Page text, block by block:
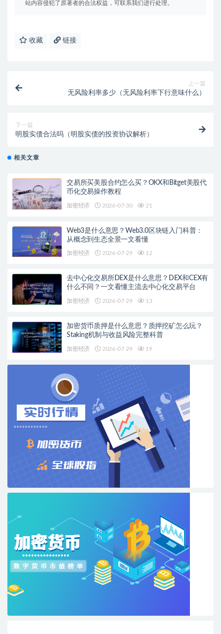
站内容侵犯了原著者的合法权益，可联系我们进行处理。
收藏 链接
上一篇
无风险利率多少（无风险利率下行意味什么）
下一篇
明股实债合法吗（明股实债的投资协议解析）
相关文章
交易所买美股合约怎么买？OKX和Bitget美股代
币化交易操作教程
加密经济 2026-07-30 21
Web3是什么意思？Web3.0区块链入门科普：
从概念到生态全景一文看懂
加密经济 2026-07-29 12
去中心化交易所DEX是什么意思？DEX和CEX有
什么不同？一文看懂主流去中心化交易平台
加密经济 2026-07-29 13
加密货币质押是什么意思？质押挖矿怎么玩？
Staking机制与收益风险完整科普
加密经济 2026-07-29 19